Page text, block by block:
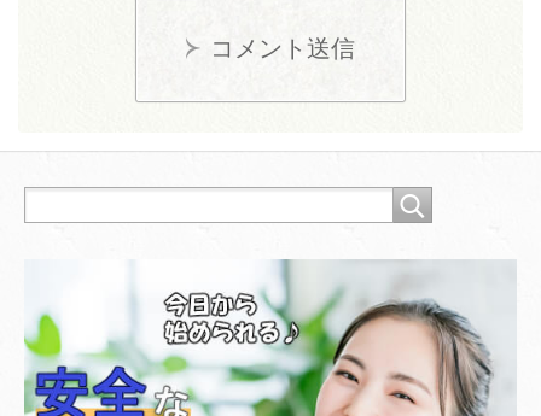
コメント送信